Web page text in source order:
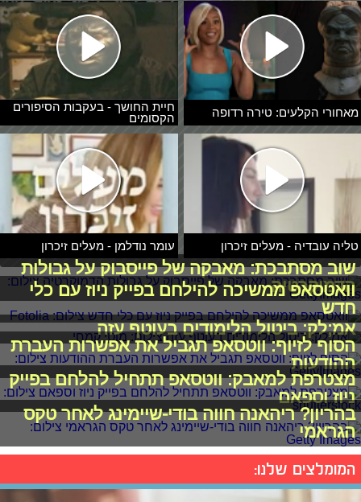
מאחורי הקלעים: טירה רדופה
חיית החושך - בעקבות הסיפורים
הקסומים
טליה עובדיה - מעלים זיכרון עומר נודלמן - מעלים זיכרון
שוב מסתבכת: מאבקה של פייסבוק על גבולות
הדמוקרטיה
וואטסאפ ממשיכה להילחם בפייק ניוז עם כלי
חדש
אמ;לק: ביטול הלימודים בעוטף עזה
הסוף לזיוף: ווטסאפ תגביל את אפשרות העברת
ההודעות
מצטרפת למאבק: ווטסאפ תתחיל להלחם בפייק
ניוז וספאם
בהריון? ריהאנה חווה בודי-שיימינג לאחר טקס
הגראמי
המומלצים שלנו: